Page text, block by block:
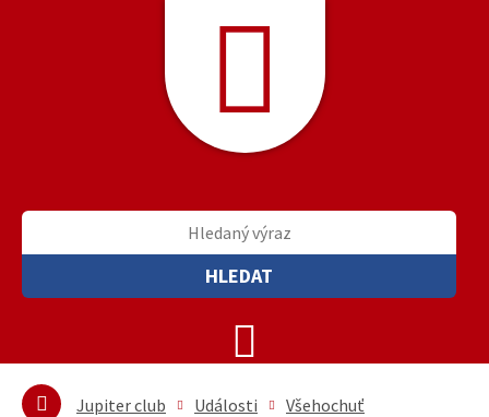
HLEDAT
Jupiter club Události
Všehochuť